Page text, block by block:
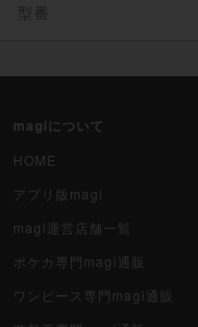
型番
magiについて
HOME
アプリ版magi
magi運営店舗一覧
ポケカ専門magi通販
ワンピース専門magi通販